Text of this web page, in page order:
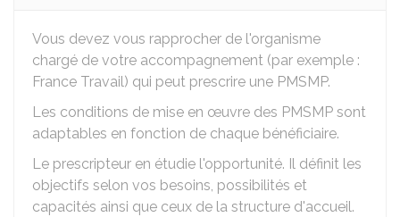
Vous devez vous rapprocher de l'organisme
chargé de votre accompagnement (par exemple :
France Travail) qui peut prescrire une PMSMP.
Les conditions de mise en œuvre des PMSMP sont
adaptables en fonction de chaque bénéficiaire.
Le prescripteur en étudie l'opportunité. Il définit les
objectifs selon vos besoins, possibilités et
capacités ainsi que ceux de la structure d'accueil.